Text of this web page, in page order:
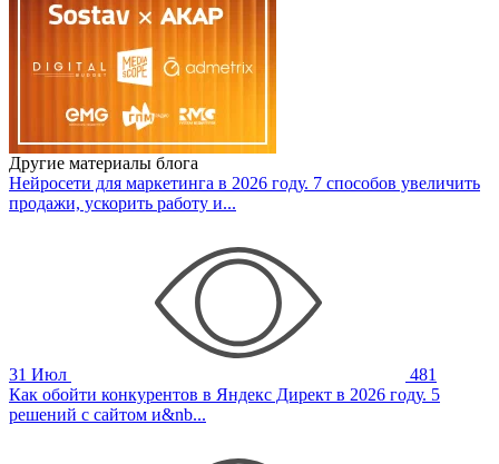
Другие материалы блога
Нейросети для маркетинга в 2026 году. 7 способов увеличить
продажи, ускорить работу и...
31 Июл
481
Как обойти конкурентов в Яндекс Директ в 2026 году. 5
решений с сайтом и&nb...